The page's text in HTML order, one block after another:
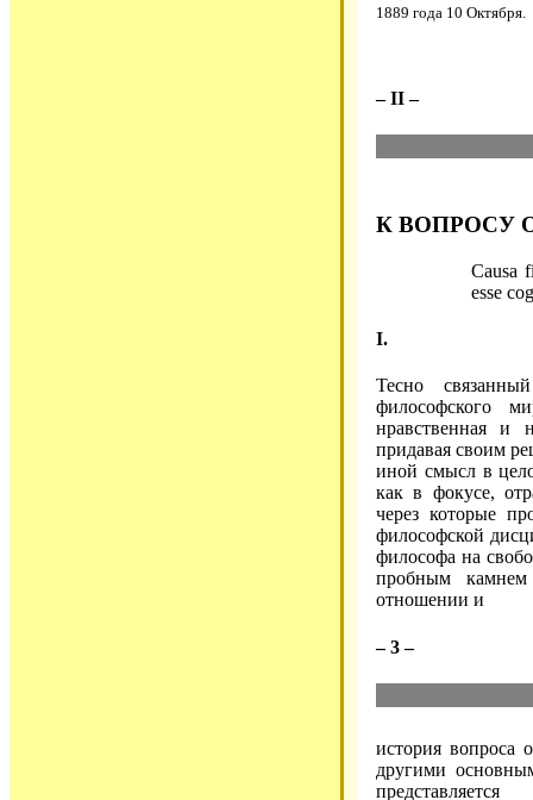
1889 года 10 Октября.
– II –
К ВОПРОСУ
Causa
esse
I.
Тесно
философского
нравственная и
придавая своим
иной смысл в
как в фокусе,
через которые
философской
философа на
пробным
отношении и
– 3 –
история вопроса
другими